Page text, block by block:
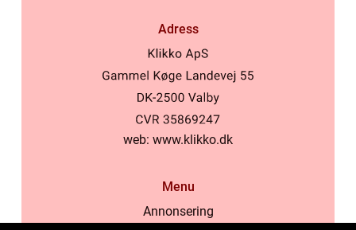
Adress
web: www.klikko.dk
Menu
Annonsering